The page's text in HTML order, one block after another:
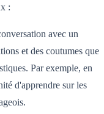
:
avec un
et des coutumes que
Par exemple, en
d'apprendre sur les